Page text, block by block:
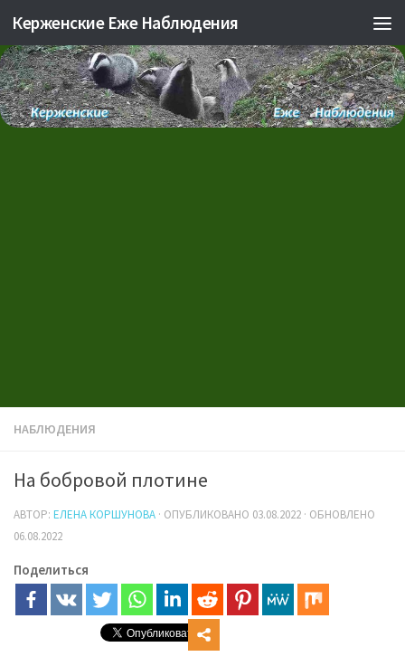
Skip to content
Керженские Еже Наблюдения
НАБЛЮДЕНИЯ
На бобровой плотине
АВТОР: ЕЛЕНА КОРШУНОВА · ОПУБЛИКОВАНО 03.08.2022 · ОБНОВЛЕНО
06.08.2022
Поделиться